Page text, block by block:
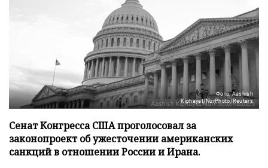
Фото: Aashish
Kiphayet/NurPhoto/Reuters
Сенат Конгресса США проголосовал за
законопроект об ужесточении американских
санкций в отношении России и Ирана.